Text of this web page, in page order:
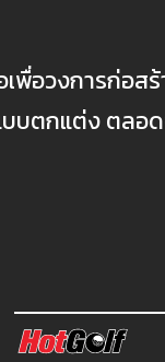
เพื่อวงการก่อ
บตกแต่ง ตลอด